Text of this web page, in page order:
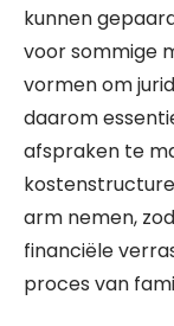
kunnen
voor sommige
vormen om
daarom
afspraken te
arm nemen,
financiële
proces van